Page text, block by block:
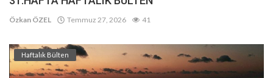
Özkan ÖZEL Temmuz 27, 2026 41
Haftalık Bülten